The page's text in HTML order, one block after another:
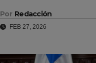
Por Redacción
FEB 27, 2026